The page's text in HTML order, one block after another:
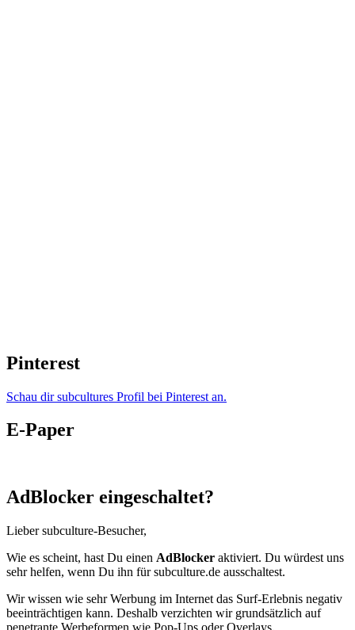
Pinterest
Schau dir subcultures Profil bei Pinterest an.
E-Paper
AdBlocker eingeschaltet?
Lieber subculture-Besucher,
Wie es scheint, hast Du einen AdBlocker aktiviert. Du würdest uns
sehr helfen, wenn Du ihn für subculture.de ausschaltest.
Wir wissen wie sehr Werbung im Internet das Surf-Erlebnis negativ
beeinträchtigen kann. Deshalb verzichten wir grundsätzlich auf